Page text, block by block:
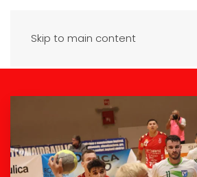
Skip to main content